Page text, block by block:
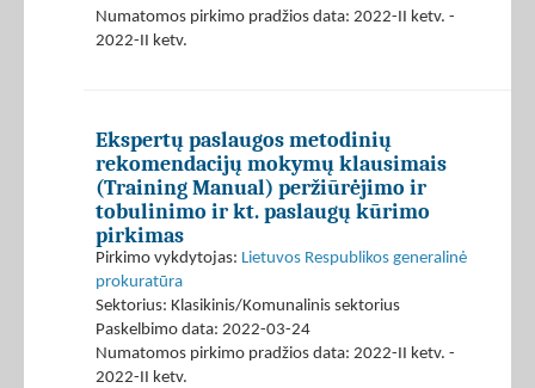
Numatomos pirkimo pradžios data: 2022-II ketv. -
2022-II ketv.
Ekspertų paslaugos metodinių
rekomendacijų mokymų klausimais
(Training Manual) peržiūrėjimo ir
tobulinimo ir kt. paslaugų kūrimo
pirkimas
Pirkimo vykdytojas: Lietuvos Respublikos generalinė
prokuratūra
Sektorius: Klasikinis/Komunalinis sektorius
Paskelbimo data: 2022-03-24
Numatomos pirkimo pradžios data: 2022-II ketv. -
2022-II ketv.